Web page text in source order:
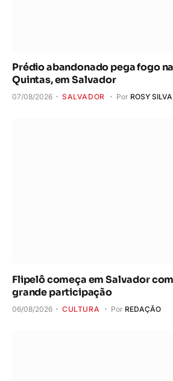
Prédio abandonado pega fogo
Quintas, em Salvador
07/08/2026 SALVADOR Por ROSY SILVA
Flipelô começa em Salvador
grande participação
06/08/2026 CULTURA Por REDAÇÃO